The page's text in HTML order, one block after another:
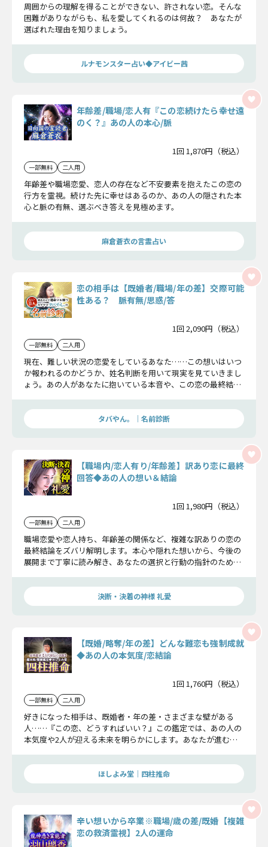
周囲からの理解を得ることができない、許されない恋。そんな
困難がありながらも、私を愛してくれるのは何故？ あなたが
選ばれた理由を知りましょう。
ルナモンスター占い◆アイビー茜
年齢差/職場/恋人有『この恋続けたら幸せ遠
のく？』あの人の本心/脈
1回 1,870円（税込）
一部無料 二人用
年齢差や職場恋愛、恋人の存在など不安要素を抱えたこの恋の
行方を霊視。続けた先に幸せはあるのか、あの人の隠された本
心と脈の有無、選ぶべき答えを見極めます。
麻倉蒼衣の言霊占い
恋の相手は【既婚者/職場/年の差】交際可能
性ある？ 脈有無/思惑/答
1回 2,090円（税込）
一部無料 二人用
現在、難しい状況の恋愛をしているあなた……この想いはいつ
か報われるのかどうか、姓名判断を用いて現実を見ていきまし
ょう。あの人があなたに抱いている本音や、この恋の最終結末
タバやん。｜名前診断
【職場内/恋人有り/年齢差】訳あり恋に最終
回答◆あの人の想い＆結論
1回 1,980円（税込）
一部無料 二人用
職場恋愛や恋人持ち、年齢差の関係など、複雑な訳ありの恋の
最終結論をズバリ解明します。本心や隠れた想いから、今後の
展開まで丁寧に読み解き、あなたの選択と行動の指針のために
決断・決着の神様 礼愛
【既婚/略奪/年の差】どんな難恋も強制成就
◆あの人の本気度/恋結論
1回 1,760円（税込）
一部無料 二人用
好きになった相手は、既婚者・年の差・さまざまな壁がある
人……『この恋、どうすればいい？』この鑑定では、あの人の
本気度や2人が迎える未来を明らかにします。あなたが進むべ
ほしよみ堂｜四柱推命
辛い想いから卒業※職場/歳の差/既婚【複雑
恋の救済霊視】2人の運命